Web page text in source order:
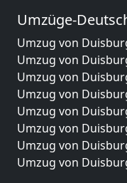
Umzüge-
Umzug von
Umzug von
Umzug von
Umzug von
Umzug von
Umzug von
Umzug von
Umzug von